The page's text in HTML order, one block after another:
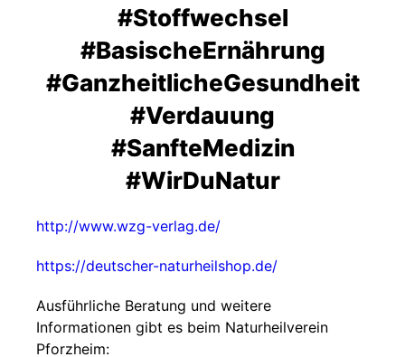
#Stoffwechsel
#BasischeErnährung
#GanzheitlicheGesundheit
#Verdauung
#SanfteMedizin
#WirDuNatur
http://www.wzg-verlag.de/
https://deutscher-naturheilshop.de/
Ausführliche Beratung und weitere
Informationen gibt es beim Naturheilverein
Pforzheim: